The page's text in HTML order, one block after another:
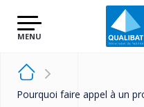
Pourquoi faire appel à un